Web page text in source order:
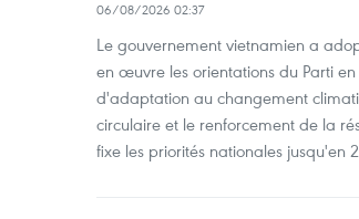
06/08/2026 02:37
Le gouvernement vietnamien a
en œuvre les orientations du Parti
d'adaptation au changement
circulaire et le renforcement de la
fixe les priorités nationales jusqu'en